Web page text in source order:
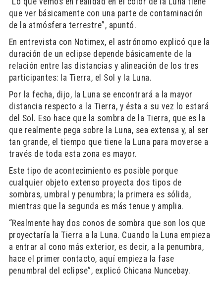
que ver básicamente con una parte de contaminación
de la atmósfera terrestre”, apuntó.
En entrevista con Notimex, el astrónomo explicó que la
duración de un eclipse depende básicamente de la
relación entre las distancias y alineación de los tres
participantes: la Tierra, el Sol y la Luna.
Por la fecha, dijo, la Luna se encontrará a la mayor
distancia respecto a la Tierra, y ésta a su vez lo estará
del Sol. Eso hace que la sombra de la Tierra, que es la
que realmente pega sobre la Luna, sea extensa y, al ser
tan grande, el tiempo que tiene la Luna para moverse a
través de toda esta zona es mayor.
Este tipo de acontecimiento es posible porque
cualquier objeto extenso proyecta dos tipos de
sombras, umbral y penumbra; la primera es sólida,
mientras que la segunda es más tenue y amplia.
“Realmente hay dos conos de sombra que son los que
proyectaría la Tierra a la Luna. Cuando la Luna empieza
a entrar al cono más exterior, es decir, a la penumbra,
hace el primer contacto, aquí empieza la fase
penumbral del eclipse”, explicó Chicana Nuncebay.